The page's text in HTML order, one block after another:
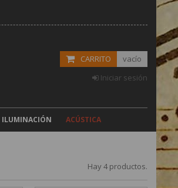
CARRITO
vacío
Iniciar sesión
ILUMINACIÓN ACÚSTICA
Hay 4 productos.